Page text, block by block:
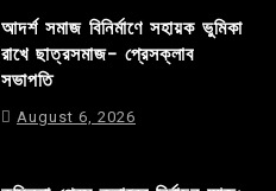
আদর্শ সমাজ বিনির্মাণে সহায়ক ভুমিকা
রাখে ছাত্রসমাজ- প্রেসক্লাব
সভাপতি
August 6, 2026